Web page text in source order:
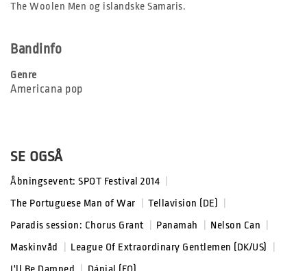
The Woolen Men og islandske Samaris.
Bandinfo
Genre
Americana pop
SE OGSÅ
Åbningsevent: SPOT Festival 2014
The Portuguese Man of War
Tellavision (DE)
Paradis session: Chorus Grant
Panamah Nelson Can
Maskinvåd
League Of Extraordinary Gentlemen (DK/US)